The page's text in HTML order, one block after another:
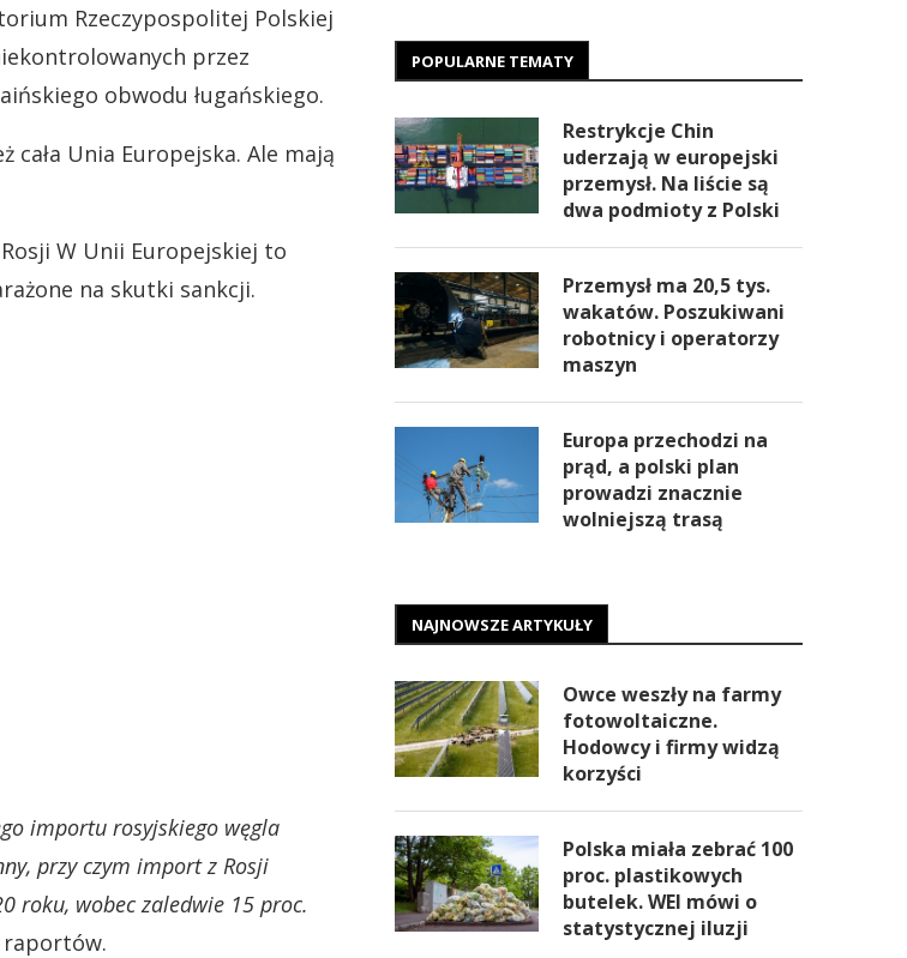
Rzeczypospolitej Polskiej
przez
obwodu ługańskiego.
Unia Europejska. Ale mają
W Unii Europejskiej to
na skutki sankcji.
importu rosyjskiego węgla
przy czym import z Rosji
roku, wobec zaledwie 15 proc.
raportów.
POPULARNE TEMATY
Restrykcje Chin
uderzają w europejski
przemysł. Na liście są
dwa podmioty z Polski
Przemysł ma 20,5 tys.
wakatów. Poszukiwani
robotnicy i operatorzy
maszyn
Europa przechodzi na
prąd, a polski plan
prowadzi znacznie
wolniejszą trasą
NAJNOWSZE ARTYKUŁY
Owce weszły na farmy
fotowoltaiczne.
Hodowcy i firmy widzą
korzyści
Polska miała zebrać 100
proc. plastikowych
butelek. WEI mówi o
statystycznej iluzji